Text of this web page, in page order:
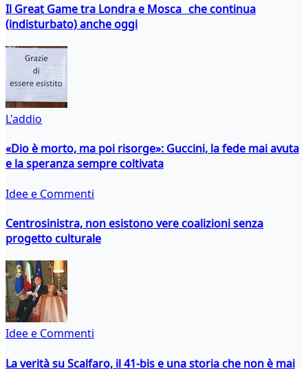
Il Great Game tra Londra e Mosca che continua
(indisturbato) anche oggi
L'addio
«Dio è morto, ma poi risorge»: Guccini, la fede mai avuta
e la speranza sempre coltivata
Idee e Commenti
Centrosinistra, non esistono vere coalizioni senza
progetto culturale
Idee e Commenti
La verità su Scalfaro, il 41-bis e una storia che non è mai